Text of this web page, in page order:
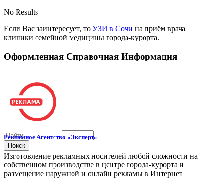
Поиск
No Results
Если Вас заинтересует, то УЗИ в Сочи на приём врача
клиники семейной медицины города-курорта.
Оформленная Справочная Информация
Рекламное Агентство «Эксперт»
Изготовление рекламных носителей любой сложности на
собственном производстве в центре города-курорта и
размещение наружной и онлайн рекламы в Интернет